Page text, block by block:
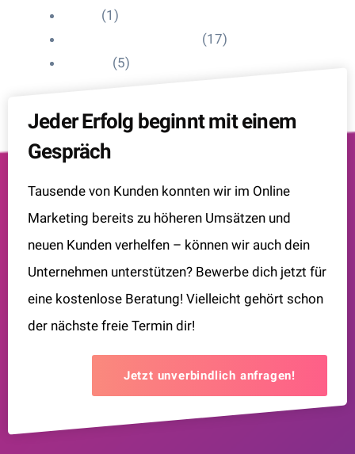
(1)
(17)
(5)
Jeder Erfolg beginnt mit einem
Gespräch
Tausende von Kunden konnten wir im Online
Marketing bereits zu höheren Umsätzen und
neuen Kunden verhelfen – können wir auch dein
Unternehmen unterstützen? Bewerbe dich jetzt für
eine kostenlose Beratung! Vielleicht gehört schon
der nächste freie Termin dir!
Jetzt unverbindlich anfragen!